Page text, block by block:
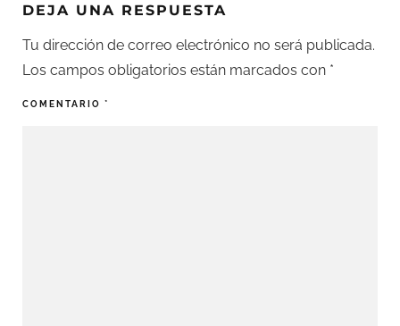
DEJA UNA RESPUESTA
Tu dirección de correo electrónico no será publicada.
Los campos obligatorios están marcados con *
COMENTARIO *